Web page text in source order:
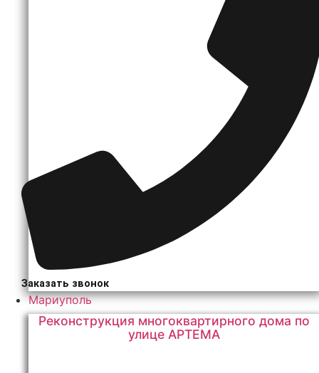
Заказать звонок
Мариуполь
Реконструкция многоквартирного дома по
улице АРТЕМА